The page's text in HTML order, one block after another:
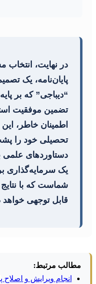
در نهایت،
پایان‌نامه، یک
“دیباجی” که بر
تضمین موفقیت
اطمینان خاطر،
تحصیلی خود را
دستاوردهای علمی
یک سرمایه‌گذاری
شماست که با
قابل توجهی
مطالب مرتبط:
انجام ویرایش و